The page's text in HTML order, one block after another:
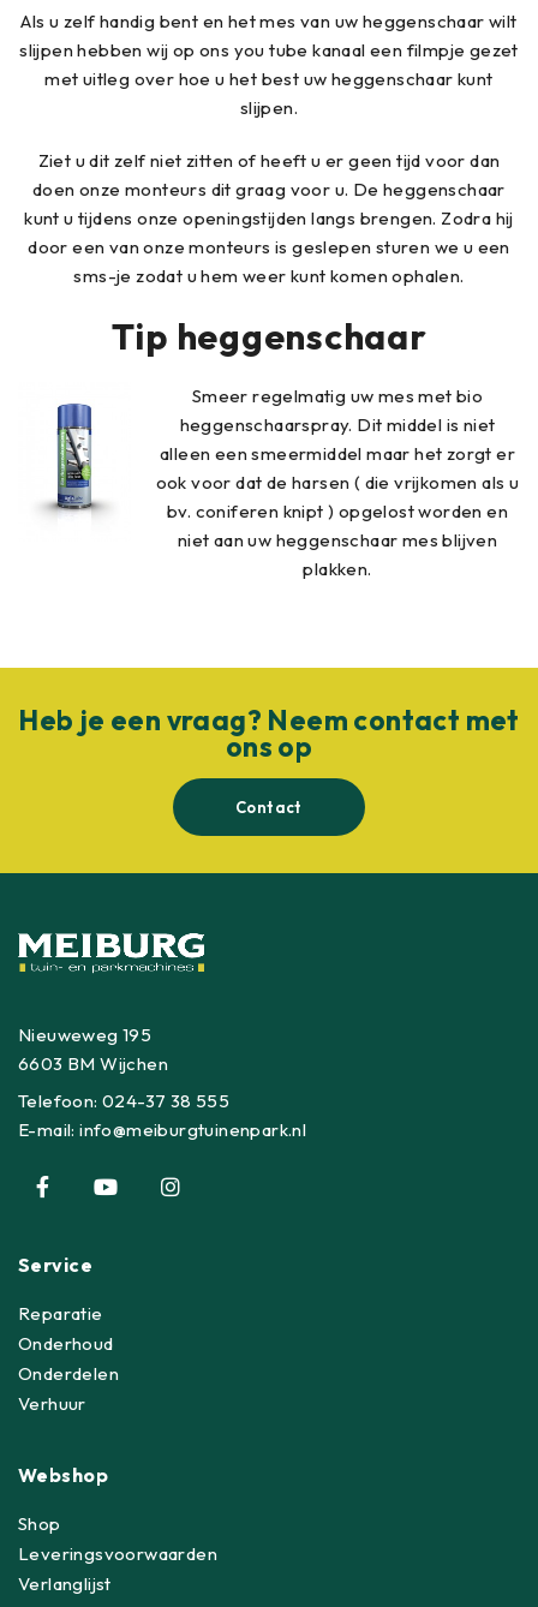
Als u zelf handig bent en het mes van uw heggenschaar wilt
slijpen hebben wij op ons you tube kanaal een filmpje gezet
met uitleg over hoe u het best uw heggenschaar kunt
slijpen.
Ziet u dit zelf niet zitten of heeft u er geen tijd voor dan
doen onze monteurs dit graag voor u. De heggenschaar
kunt u tijdens onze openingstijden langs brengen. Zodra hij
door een van onze monteurs is geslepen sturen we u een
sms-je zodat u hem weer kunt komen ophalen.
Tip heggenschaar
Smeer regelmatig uw mes met bio
heggenschaarspray. Dit middel is niet
alleen een smeermiddel maar het zorgt er
ook voor dat de harsen ( die vrijkomen als u
bv. coniferen knipt ) opgelost worden en
niet aan uw heggenschaar mes blijven
plakken.
Heb je een vraag? Neem contact met
ons op
Contact
Nieuweweg 195
6603 BM Wijchen
Telefoon:024-37 38 555
E-mail:info@meiburgtuinenpark.nl
Service
Reparatie
Onderhoud
Onderdelen
Verhuur
Webshop
Shop
Leveringsvoorwaarden
Verlanglijst